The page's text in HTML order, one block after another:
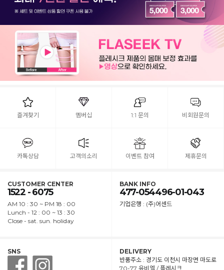
즐겨찾기 멤버십 1:1 문의 비회원문의
카톡상담 고객의소리 이벤트 참여 제휴문의
CUSTOMER CENTER
1522 - 6075
AM 10 : 30 ~ PM 18 : 00
Lunch - 12 : 00 ~ 13 : 30
Close - sat. sun. holiday
BANK INFO
477-054496-01-043
기업은행 : (주)어센드
SNS
DELIVERY
반품주소 : 경기도 이천시 마장면 마도로
70-77 유비엘 / 플레시크